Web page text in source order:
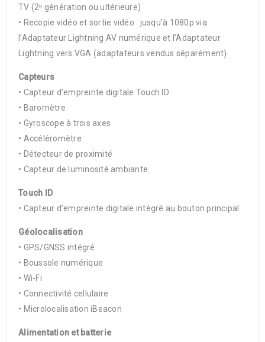
TV (2ᵉ génération ou ultérieure)
• Recopie vidéo et sortie vidéo : jusqu’à 1080p via
l’Adaptateur Lightning AV numérique et l’Adaptateur
Lightning vers VGA (adaptateurs vendus séparément)
Capteurs
• Capteur d’empreinte digitale Touch ID
• Baromètre
• Gyroscope à trois axes
• Accéléromètre
• Détecteur de proximité
• Capteur de luminosité ambiante
Touch ID
• Capteur d’empreinte digitale intégré au bouton principal
Géolocalisation
• GPS/GNSS intégré
• Boussole numérique
• Wi-Fi
• Connectivité cellulaire
• Microlocalisation iBeacon
Alimentation et batterie